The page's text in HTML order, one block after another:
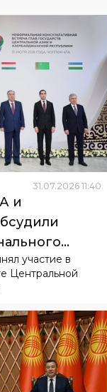
31 07. 2026 11:40
и
участие в
Центральной